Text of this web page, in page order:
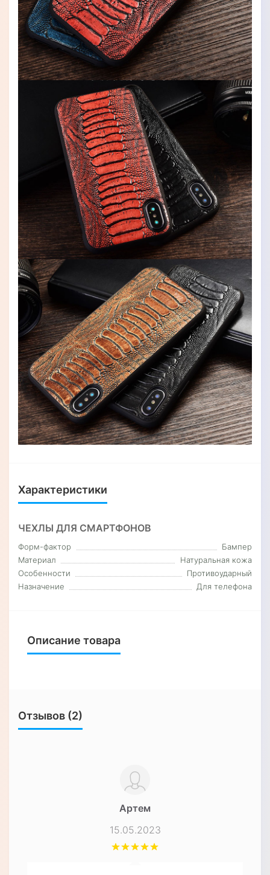
Характеристики
ЧЕХЛЫ ДЛЯ СМАРТФОНОВ
Форм-фактор
Бампер
Материал
Натуральная кожа
Особенности
Противоударный
Назначение
Для телефона
Описание товара
Отзывов (2)
Артем
15.05.2023